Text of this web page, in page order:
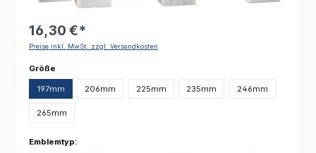
16,30 €*
Preise inkl. MwSt. zzgl. Versandkosten
Größe
197mm 206mm 225mm 235mm 246mm
265mm
Emblemtyp: